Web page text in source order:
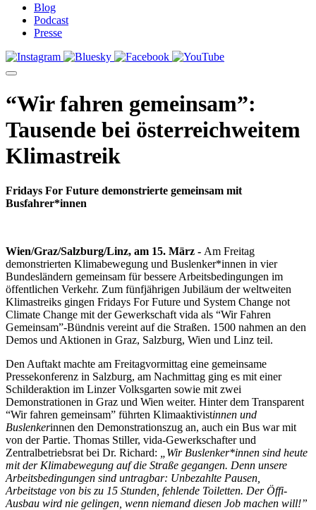
Blog
Podcast
Presse
“Wir fahren gemeinsam”:
Tausende bei österreichweitem
Klimastreik
Fridays For Future demonstrierte gemeinsam mit
Busfahrer*innen
Wien/Graz/Salzburg/Linz, am 15. März - Am Freitag
demonstrierten Klimabewegung und Buslenker*innen in vier
Bundesländern gemeinsam für bessere Arbeitsbedingungen im
öffentlichen Verkehr. Zum fünfjährigen Jubiläum der weltweiten
Klimastreiks gingen Fridays For Future und System Change not
Climate Change mit der Gewerkschaft vida als “Wir Fahren
Gemeinsam”-Bündnis vereint auf die Straßen. 1500 nahmen an den
Demos und Aktionen in Graz, Salzburg, Wien und Linz teil.
Den Auftakt machte am Freitagvormittag eine gemeinsame
Pressekonferenz in Salzburg, am Nachmittag ging es mit einer
Schilderaktion im Linzer Volksgarten sowie mit zwei
Demonstrationen in Graz und Wien weiter. Hinter dem Transparent
“Wir fahren gemeinsam” führten Klimaaktivistinnen und
Buslenkerinnen den Demonstrationszug an, auch ein Bus war mit
von der Partie. Thomas Stiller, vida-Gewerkschafter und
Zentralbetriebsrat bei Dr. Richard:
„Wir Buslenker*innen sind heute
mit der Klimabewegung auf die Straße gegangen. Denn unsere
Arbeitsbedingungen sind untragbar: Unbezahlte Pausen,
Arbeitstage von bis zu 15 Stunden, fehlende Toiletten. Der Öffi-
Ausbau wird nie gelingen, wenn niemand diesen Job machen will!”